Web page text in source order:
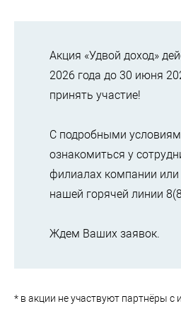
Акция «Удвой доход»
2026 года до 30 июня
принять участие!
С подробными
ознакомиться у
филиалах компании или
нашей горячей линии
Ждем Ваших заявок.
* в акции не участвуют партнёры